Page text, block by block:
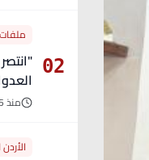
02
- منذ 5 أيام